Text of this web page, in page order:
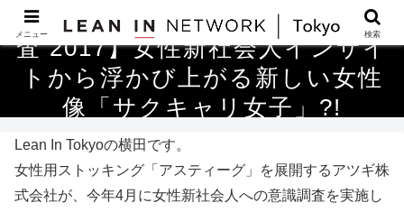
【アツギ 女性新社会人の意識調
査 2017】女性新社会人インサイ
トから浮かび上がる新しい女性
像「サクキャリ女子」?!
Lean In Tokyoの横田です。
女性用ストッキング「アスティーグ」を展開するアツギ株
式会社が、今年4月に女性新社会人への意識調査を実施し
メニュー 検索